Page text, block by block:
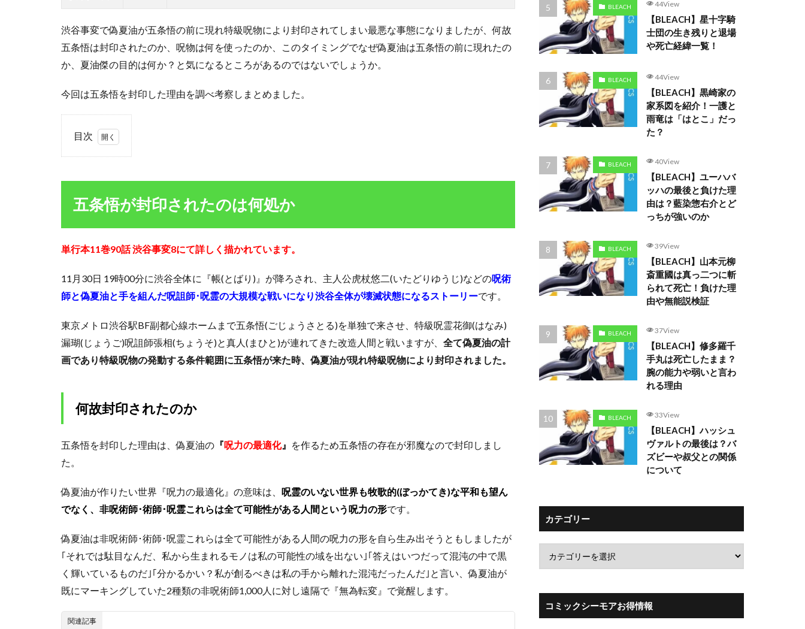
渋谷事変で偽夏油が五条悟の前に現れ特級呪物により封印されてしまい最悪な事態になりましたが、何故
五条悟は封印されたのか、呪物は何を使ったのか、このタイミングでなぜ偽夏油は五条悟の前に現れたの
か、夏油傑の目的は何か？と気になるところがあるのではないでしょうか。
今回は五条悟を封印した理由を調べ考察しまとめました。
目次
条
が
印
さ
れ
の
は
か
1.1
何故
たの
か
五条悟
画はあ
った
封
し
た
呪
物
は
何
五条悟が封印されたのは何処か
単行本11巻90話 渋谷事変8にて詳しく描かれています。
11月30日 19時00分に渋谷全体に『帳(とばり)』が降ろされ、主人公虎杖悠二(いたどりゆうじ)などの呪術
師と偽夏油と手を組んだ呪詛師･呪霊の大規模な戦いになり渋谷全体が壊滅状態になるストーリーです。
東京メトロ渋谷駅BF副都心線ホームまで五条悟(ごじょうさとる)を単独で来させ、特級呪霊花御(はなみ)
漏瑚(じょうご)呪詛師張相(ちょうそ)と真人(まひと)が連れてきた改造人間と戦いますが、 全て偽夏油の計
画であり特級呪物の発動する条件範囲に五条悟が来た時、偽夏油が現れ特級呪物により封印されました。
何故封印されたのか
五条悟を封印した理由は、偽夏油の 『呪力の最適化』 を作るため五条悟の存在が邪魔なので封印しまし
た。
偽夏油が作りたい世界『呪力の最適化』の意味は、 呪霊のいない世界も牧歌的(ぼっかてき)な平和も望ん
でなく、非呪術師･術師･呪霊これらは全て可能性がある人間という呪力の形です。
偽夏油は非呪術師･術師･呪霊これらは全て可能性がある人間の呪力の形を自ら生み出そうともしましたが
｢それでは駄目なんだ、私から生まれるモノは私の可能性の域を出ない｣｢答えはいつだって混沌の中で黒
く輝いているものだ｣｢分かるかい？私が創るべきは私の手から離れた混沌だったんだ｣と言い、偽夏油が
既にマーキングしていた2種類の非呪術師1,000人に対し遠隔で『無為転変』で覚醒します。
関連記事
BLEACH 44View
【BLEACH】星十字騎
士団の生き残りと退場
や死亡経緯一覧！
BLEACH 44View
【BLEACH】黒崎家の
家系図を紹介！一護と
雨竜は「はとこ」だっ
た？
BLEACH 40View
【BLEACH】ユーハバ
ッハの最後と負けた理
由は？藍染惣右介とど
っちが強いのか
BLEACH 39View
【BLEACH】山本元柳
斎重國は真っ二つに斬
られて死亡！負けた理
由や無能説検証
BLEACH 37View
【BLEACH】修多羅千
手丸は死亡したまま？
腕の能力や弱いと言わ
れる理由
BLEACH 33View
【BLEACH】ハッシュ
ヴァルトの最後は？バ
ズビーや叔父との関係
について
カテゴリー
コミックシーモアお得情報